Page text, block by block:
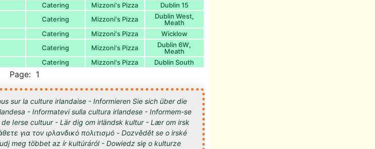
Catering Mizzoni's Pizza
Dublin 15
Catering Mizzoni's Pizza Dublin West,
Meath
Catering Mizzoni's Pizza
Wicklow
Catering Mizzoni's Pizza Dublin 6W,
Meath
Catering Mizzoni's Pizza Dublin South
Page: 1
sur la culture irlandaise - Informieren Sie sich über die
- Informatevi sulla cultura irlandese - Informem-se
Ierse cultuur - Lär dig om irländsk kultur - Lær om irsk
για τον ιρλανδικό πολιτισμό - Dozvědět se o irské
meg többet az ír kultúráról - Dowiedz się o kulturze